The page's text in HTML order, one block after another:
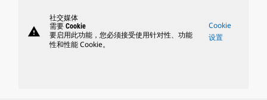
warning
社交媒体
需要 Cookie
要启用此功能，您必须接受使用针对性、功能
性和性能 Cookie。
Cookie
设置